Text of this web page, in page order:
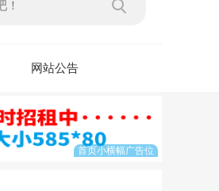
网站公告